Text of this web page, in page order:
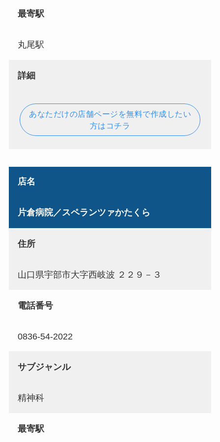
最寄駅
丸尾駅
詳細
あなただけの店舗ページを無料で作成したい
方はコチラ
店名
片倉病院／スペランツァかたくら
住所
山口県宇部市大字西岐波 ２２９－３
電話番号
0836-54-2022
サブジャンル
精神科
最寄駅